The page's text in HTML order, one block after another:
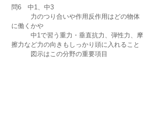
問6　中1、中3
力のつり合いや作用反作用はどの物体
に働くかや
中1で習う重力・垂直抗力、弾性力、摩
擦力など力の向きもしっかり頭に入れること
図示はこの分野の重要項目